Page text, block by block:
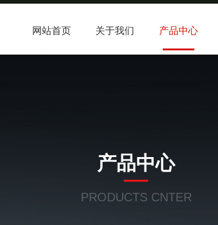
网站首页 关于我们 产品中心
产品中心
PRODUCTS CNTER